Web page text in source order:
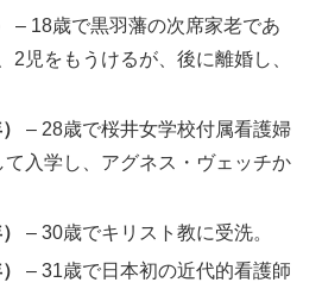
– 18歳で黒羽藩の次席家老であ
2児をもうけるが、後に離婚し、
– 28歳で桜井女学校付属看護婦
入学し、アグネス・ヴェッチか
– 30歳でキリスト教に受洗。
– 31歳で日本初の近代的看護師